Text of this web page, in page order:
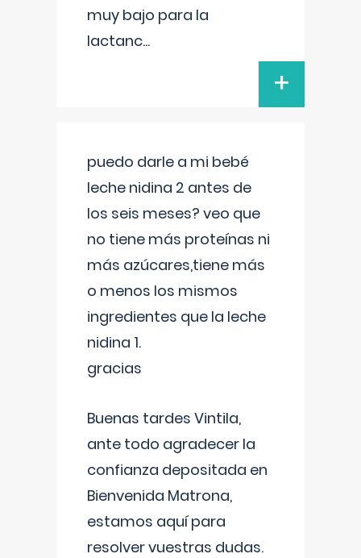
muy bajo para la
lactanc...
+
puedo darle a mi bebé
leche nidina 2 antes de
los seis meses? veo que
no tiene más proteínas ni
más azúcares,tiene más
o menos los mismos
ingredientes que la leche
nidina 1.
gracias
Buenas tardes Vintila,
ante todo agradecer la
confianza depositada en
Bienvenida Matrona,
estamos aquí para
resolver vuestras dudas.